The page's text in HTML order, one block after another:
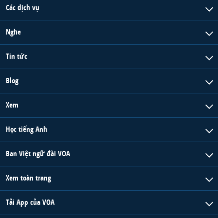
QUAN HỆ VIỆT MỸ
Các dịch vụ
Nghe
Tin tức
Blog
Xem
Học tiếng Anh
Ban Việt ngữ đài VOA
Xem toàn trang
Tải App của VOA